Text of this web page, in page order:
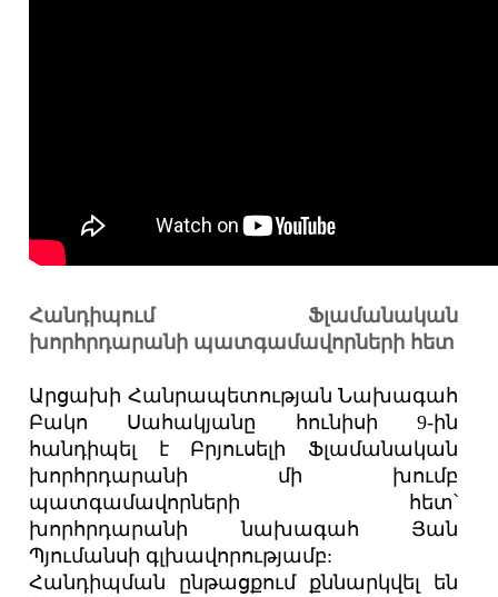
Հանդիպում Ֆլամանական
խորհրդարանի պատգամավորների հետ
Արցախի Հանրապետության Նախագահ
Բակո Սահակյանը հունիսի 9-ին
հանդիպել է Բրյուսելի Ֆլամանական
խորհրդարանի մի խումբ
պատգամավորների հետ՝
խորհրդարանի նախագահ Յան
Պյումանսի գլխավորությամբ:
Հանդիպման ընթացքում քննարկվել են